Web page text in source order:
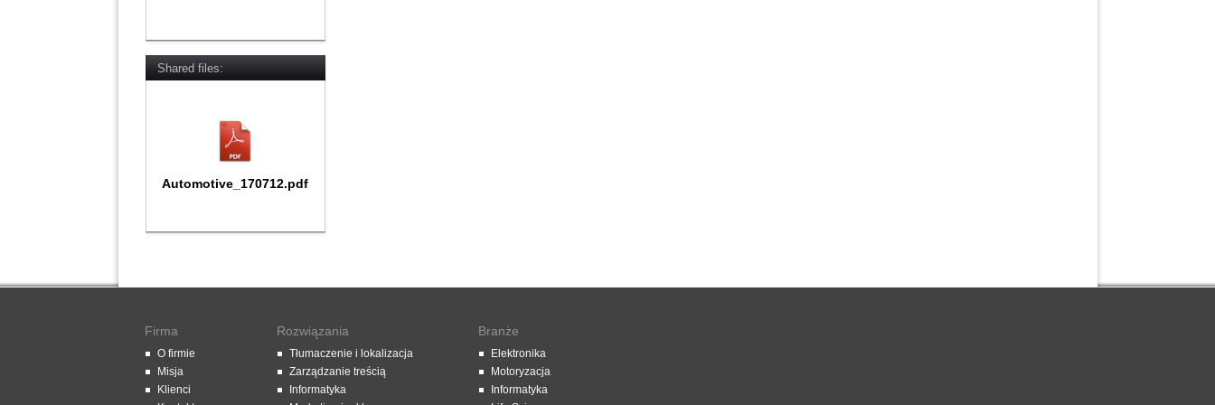
Shared files:
Automotive_170712.pdf
Firma
O firmie
Misja
Klienci
Rozwiązania
Tłumaczenie i lokalizacja
Zarządzanie treścią
Informatyka
Branże
Elektronika
Motoryzacja
Informatyka